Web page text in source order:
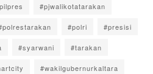
#pjwalikotatarakan
#polri #presisi
#syarwani #tarakan
#wakilgubernurkaltara